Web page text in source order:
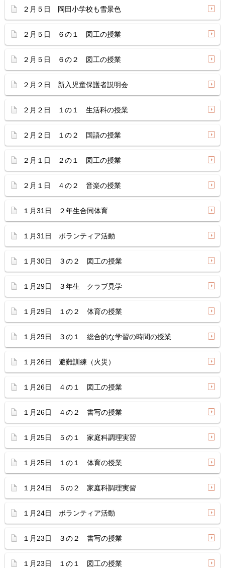
２月５日 岡田小学校も雪景色
２月５日 ６の１ 図工の授業
２月５日 ６の２ 図工の授業
２月２日 新入児童保護者説明会
２月２日 １の１ 生活科の授業
２月２日 １の２ 国語の授業
２月１日 ２の１ 図工の授業
２月１日 ４の２ 音楽の授業
１月31日 ２年生合同体育
１月31日 ボランティア活動
１月30日 ３の２ 図工の授業
１月29日 ３年生 クラブ見学
１月29日 １の２ 体育の授業
１月29日 ３の１ 総合的な学習の時間の授業
１月26日 避難訓練（火災）
１月26日 ４の１ 図工の授業
１月26日 ４の２ 書写の授業
１月25日 ５の１ 家庭科調理実習
１月25日 １の１ 体育の授業
１月24日 ５の２ 家庭科調理実習
１月24日 ボランティア活動
１月23日 ３の２ 書写の授業
１月23日 １の１ 図工の授業